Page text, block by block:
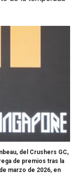
del Crushers GC,
de premios tras la
marzo de 2026, en